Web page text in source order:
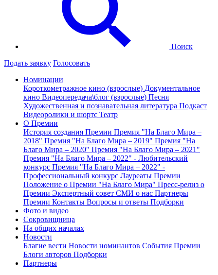
Поиск
Подать заявку Голосовать
Номинации
Короткометражное кино (взрослые) Документальное
кино Видеопередача\блог (взрослые) Песня
Художественная и познавательная литература Подкаст
Видеоролики и шортс Театр
О Премии
История создания Премии Премия "На Благо Мира –
2018" Премия "На Благо Мира – 2019" Премия "На
Благо Мира – 2020" Премия "На Благо Мира – 2021"
Премия "На Благо Мира – 2022" - Любительский
конкурс Премия "На Благо Мира – 2022" -
Профессиональный конкурс Лауреаты Премии
Положение о Премии "На Благо Мира" Пресс-релиз о
Премии Экспертный совет СМИ о нас Партнеры
Премии Контакты Вопросы и ответы Подборки
Фото и видео
Сокровищница
На общих началах
Новости
Благие вести Новости номинантов События Премии
Блоги авторов Подборки
Партнеры